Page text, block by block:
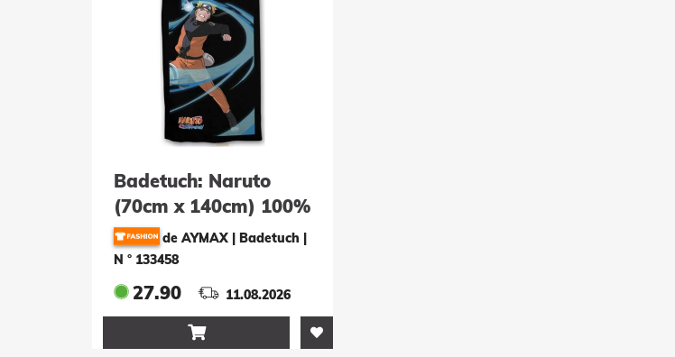
Badetuch: Naruto
(70cm x 140cm) 100%
Baumwollede AYMAX | Badetuch |
N ° 133458
27.90 11.08.2026
